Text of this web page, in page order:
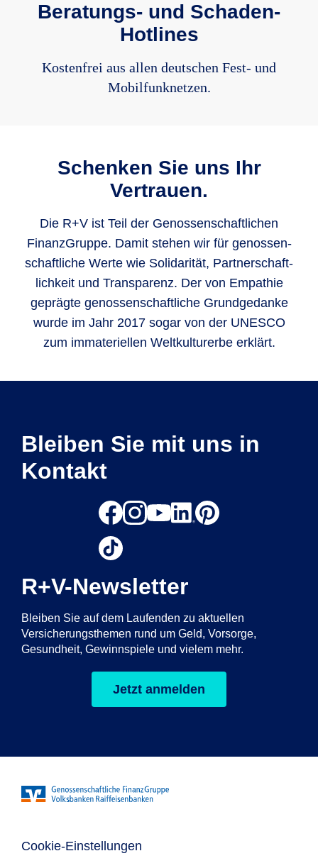
Beratungs- und Schaden-
Hotlines
Kostenfrei aus allen deutschen Fest- und
Mobilfunknetzen.
Schenken Sie uns Ihr
Vertrauen.
Die R+V ist Teil der Genos­sen­schaft­lichen
Finanz­Gruppe. Damit stehen wir für genos­sen­
schaft­liche Werte wie Soli­darität, Part­ner­schaft­
lich­keit und Trans­parenz. Der von Empathie
geprägte genos­sen­schaft­liche Grund­gedanke
wurde im Jahr 2017 sogar von der UNESCO
zum imma­teri­ellen Welt­kultur­erbe erklärt.
Bleiben Sie mit uns in
Kontakt
R+V-Newsletter
Bleiben Sie auf dem Laufenden zu aktuellen
Versicherungsthemen rund um Geld, Vorsorge,
Gesundheit, Gewinnspiele und vielem mehr.
Jetzt anmelden
Cookie-Einstellungen